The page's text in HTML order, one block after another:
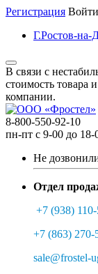
Регистрация Войти
Г.Ростов-на-
В связи с
стоимость товара
компании.
8-800-550-92-10
пн-пт с 9-00 до 18-
Не
Отдел
+7 (938)
+7 (863) 270-
sale@frostel-